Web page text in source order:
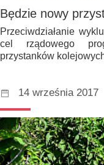
Będzie nowy
Przeciwdziałanie
cel rządowego
przystanków
14 września 2017